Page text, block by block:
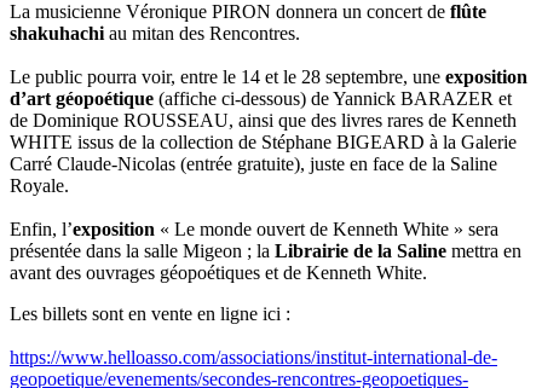
La musicienne Véronique PIRON donnera un concert de flûte
shakuhachiau mitan des Rencontres.
Le public pourra voir, entre le 14 et le 28 septembre, une exposition
d’art géopoétique (affiche ci-dessous) de Yannick BARAZER et
de Dominique ROUSSEAU, ainsi que des livres rares de Kenneth
WHITE issus de la collection de Stéphane BIGEARD à la Galerie
Carré Claude-Nicolas (entrée gratuite), juste en face de la Saline
Royale.
Enfin, l’exposition « Le monde ouvert de Kenneth White » sera
présentée dans la salle Migeon ; la Librairie de la Saline mettra en
avant des ouvrages géopoétiques et de Kenneth White.
Les billets sont en vente en ligne ici :
https://www.helloasso.com/associations/institut-international-de-
geopoetique/evenements/secondes-rencontres-geopoetiques-